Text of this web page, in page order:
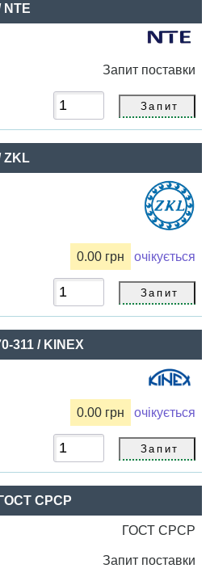
NTE
Запит поставки
ZKL
0.00 грн очікується
311 / KINEX
0.00 грн очікується
ГОСТ СРСР
ГОСТ СРСР
Запит поставки